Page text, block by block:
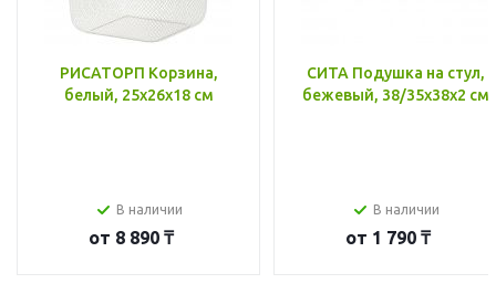
РИСАТОРП Корзина,
белый, 25x26x18 см
В наличии
от 8 890 ₸
СИТА Подушка на стул,
бежевый, 38/35x38x2 см
В наличии
от 1 790 ₸